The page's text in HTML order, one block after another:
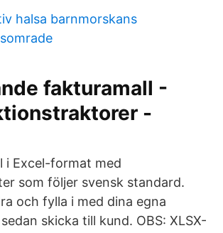
halsa barnmorskans
fakturamall -
-
i Excel-format med
som följer svensk standard.
och fylla i med dina egna
skicka till kund. OBS: XLSX-